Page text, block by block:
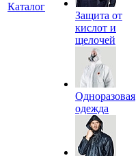
Каталог
Защита от
кислот и
щелочей
Одноразовая
одежда